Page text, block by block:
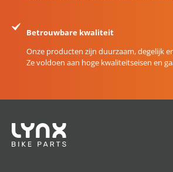
Betrouwbare kwaliteit
Onze producten zijn duurzaam, degelijk
Ze voldoen aan hoge kwaliteitseisen en